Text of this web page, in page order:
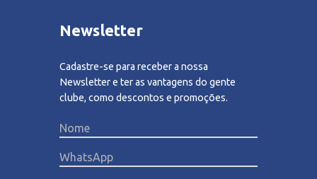
Newsletter
Cadastre-se para receber a nossa
Newsletter e ter as vantagens do gente
clube, como descontos e promoções.